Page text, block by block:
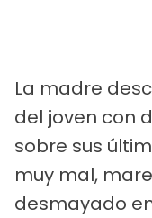
La madre
del joven con
sobre sus
muy mal,
desmayado